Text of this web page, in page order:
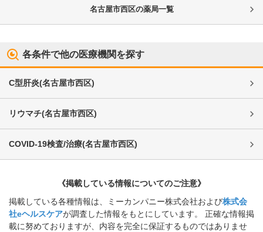
名古屋市西区の薬局一覧
各条件で他の医療機関を探す
C型肝炎(名古屋市西区)
リウマチ(名古屋市西区)
COVID-19検査/治療(名古屋市西区)
《掲載している情報についてのご注意》
掲載している各種情報は、ミーカンパニー株式会社および株式会
社eヘルスケアが調査した情報をもとにしています。 正確な情報掲
載に努めておりますが、内容を完全に保証するものではありませ